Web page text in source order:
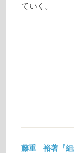
ていく。
藤重 裕著『組